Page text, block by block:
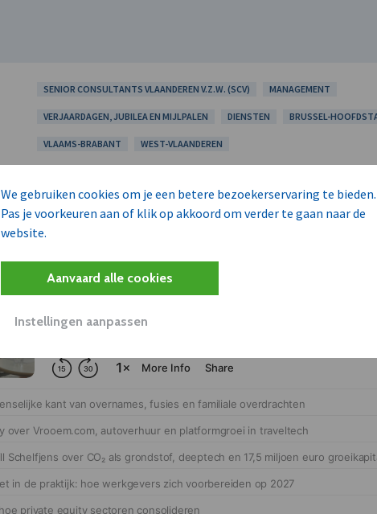
We gebruiken cookies om je een betere bezoekerservaring te bieden.
Pas je voorkeuren aan of klik op akkoord om verder te gaan naar de
website.
Aanvaard alle cookies
Instellingen aanpassen
SENIOR CONSULTANTS VLAANDEREN V.Z.W. (SCV) MANAGEMENT
VERJAARDAGEN, JUBILEA EN MIJLPALEN DIENSTEN BRUSSEL-
VLAAMS-BRABANT WEST-VLAANDEREN